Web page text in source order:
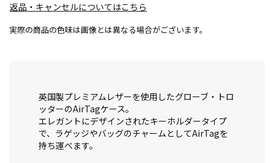
返品・キャンセルについてはこちら
実際の商品の色味は画像とは異なる場合がございます。
英国製プレミアムレザーを使用したグローブ・トロ
ッターのAirTagケース。
エレガントにデザインされたキーホルダータイプ
で、ラゲッジやバッグのチャームとしてAirTagを
持ち運べます。